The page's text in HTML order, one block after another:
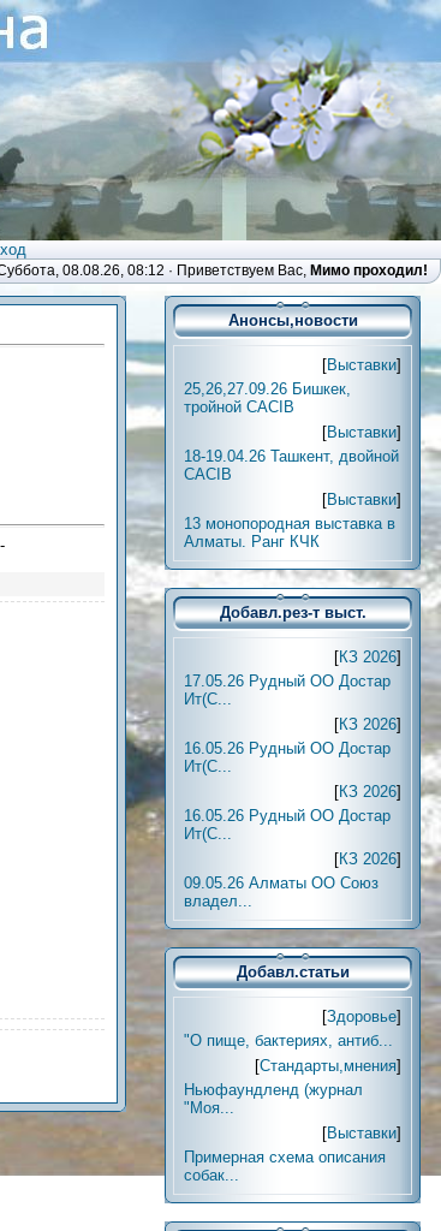
08.08.26, 08:12 · Приветствуем Вас, Мимо проходил!
Анонсы,новости
[Выставки]
25,26,27.09.26 Бишкек,
тройной CACIB
[Выставки]
18-19.04.26 Ташкент, двойной
CACIB
[Выставки]
13 монопородная выставка в
Алматы. Ранг КЧК
Добавл.рез-т выст.
[КЗ 2026]
17.05.26 Рудный ОО Достар
Ит(С...
[КЗ 2026]
16.05.26 Рудный ОО Достар
Ит(С...
[КЗ 2026]
16.05.26 Рудный ОО Достар
Ит(С...
[КЗ 2026]
09.05.26 Алматы ОО Союз
владел...
Добавл.статьи
[Здоровье]
"О пище, бактериях, антиб...
[Стандарты,мнения]
Ньюфаундленд (журнал
"Моя...
[Выставки]
Примерная схема описания
собак...